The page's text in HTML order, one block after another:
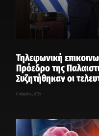
Τηλεφωνική
Πρόεδρο της
Συζητήθηκαν οι
6 Μαρτίου, 2026